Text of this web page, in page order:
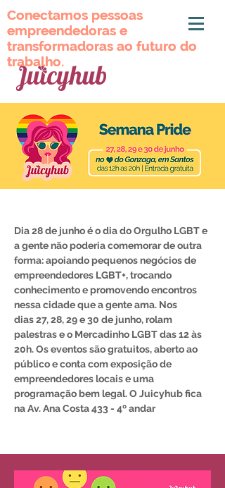
Conectamos pessoas
empreendedoras e
transformadoras ao futuro do
trabalho.
Conectamos pessoas
empreendedoras e
transformadoras ao futuro do
trabalho.
Dia28 de junhoé o dia do Orgulho LGBT e
a gente não poderia comemorar de outra
forma:apoiando pequenos negócios de
empreendedores LGBT+, trocando
conhecimento epromovendo encontros
nessa cidade que a gente ama. Nos
dias27, 28, 29 e 30 de junho, rolam
palestras e o Mercadinho LGBT das12 às
20h. Os eventos sãogratuitos,aberto ao
públicoe conta com exposição de
empreendedores locais e uma
programação bem legal. O Juicyhub fica
naAv. Ana Costa 433 - 4º andar